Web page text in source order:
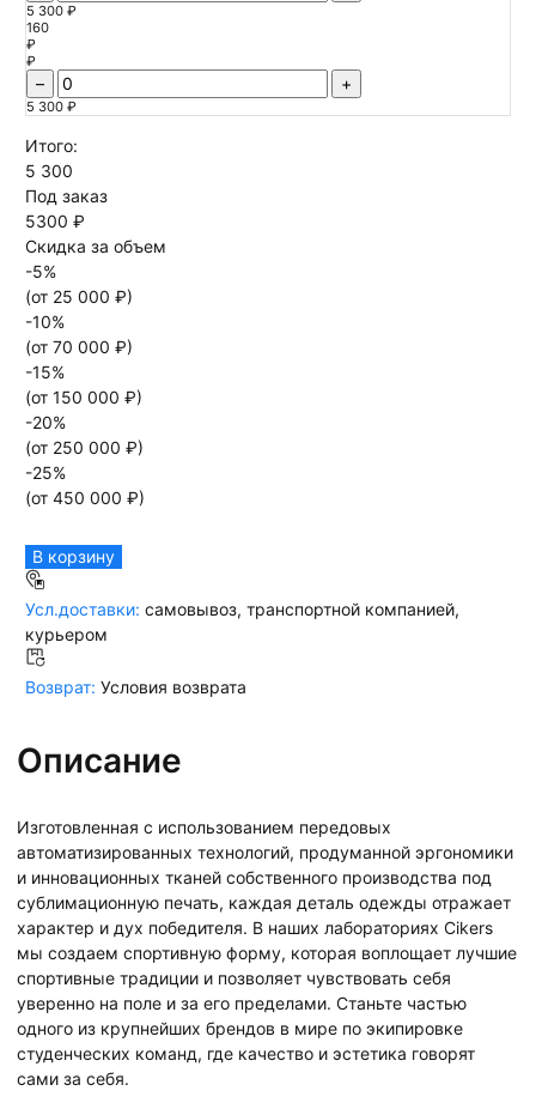
5 300 ₽
160
₽
₽
– +
5 300 ₽
Итого:
5 300
Под заказ
5300 ₽
Скидка за объем
-5%
(от 25 000 ₽)
-10%
(от 70 000 ₽)
-15%
(от 150 000 ₽)
-20%
(от 250 000 ₽)
-25%
(от 450 000 ₽)
В корзину
Усл.доставки: самовывоз, транспортной компанией,
курьером
Возврат: Условия возврата
Описание
Изготовленная с использованием передовых
автоматизированных технологий, продуманной эргономики
и инновационных тканей собственного производства под
сублимационную печать, каждая деталь одежды отражает
характер и дух победителя. В наших лабораториях Cikers
мы создаем спортивную форму, которая воплощает лучшие
спортивные традиции и позволяет чувствовать себя
уверенно на поле и за его пределами. Станьте частью
одного из крупнейших брендов в мире по экипировке
студенческих команд, где качество и эстетика говорят
сами за себя.